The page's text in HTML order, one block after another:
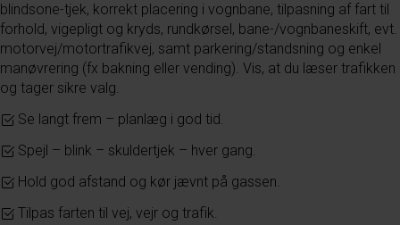
blindsone-tjek, korrekt placering i vognbane, tilpasning af fart til
forhold, vigepligt og kryds, rundkørsel, bane-/vognbaneskift, evt.
motorvej/motortrafikvej, samt parkering/standsning og enkel
manøvrering (fx bakning eller vending). Vis, at du læser trafikken
og tager sikre valg.
Se langt frem – planlæg i god tid.
Spejl – blink – skuldertjek – hver gang.
Hold god afstand og kør jævnt på gassen.
Tilpas farten til vej, vejr og trafik.